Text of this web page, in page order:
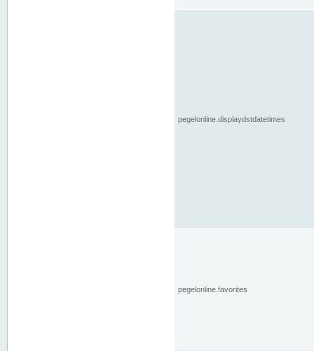
pegelonline.displaydstdatetimes
pegelonline.favorites